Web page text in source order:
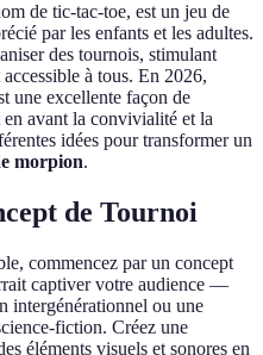
de tic-tac-toe, est un jeu de
par les enfants et les adultes.
des tournois, stimulant
à tous. En 2026,
une excellente façon de
avant la convivialité et la
idées pour transformer un
morpion.
de Tournoi
commencez par un concept
captiver votre audience —
intergénérationnel ou une
fiction. Créez une
éléments visuels et sonores en